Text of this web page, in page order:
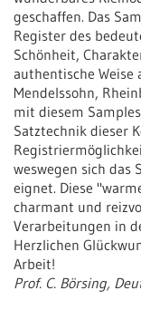
geschaffen. Das
Register des
Schönheit,
authentische Weise
Mendelssohn,
mit diesem
Satztechnik dieser
weswegen sich das
eignet. Diese
charmant und
Verarbeitungen in
Herzlichen
Arbeit!
Prof. C. Börsing,